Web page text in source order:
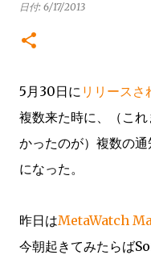
日付: 6/17/2013
5月30日に リリースさ
複数来た時に、（こ
かったのが）複数の
になった。
昨日はMetaWatch
今朝起きてみたらば